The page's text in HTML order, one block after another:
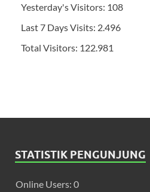
Yesterday's Visitors: 108
Last 7 Days Visits: 2.496
Total Visitors: 122.981
STATISTIK PENGUNJUNG
Online Users: 0